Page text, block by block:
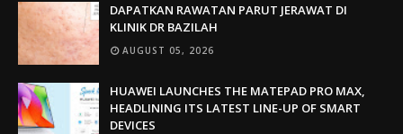
DAPATKAN RAWATAN PARUT JERAWAT DI
KLINIK DR BAZILAH
AUGUST 05, 2026
HUAWEI LAUNCHES THE MATEPAD PRO MAX,
HEADLINING ITS LATEST LINE-UP OF SMART
DEVICES